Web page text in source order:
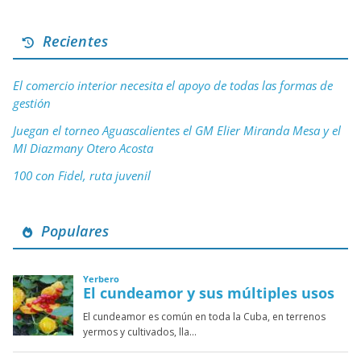
Recientes
El comercio interior necesita el apoyo de todas las formas de
gestión
Juegan el torneo Aguascalientes el GM Elier Miranda Mesa y el
MI Diazmany Otero Acosta
100 con Fidel, ruta juvenil
Populares